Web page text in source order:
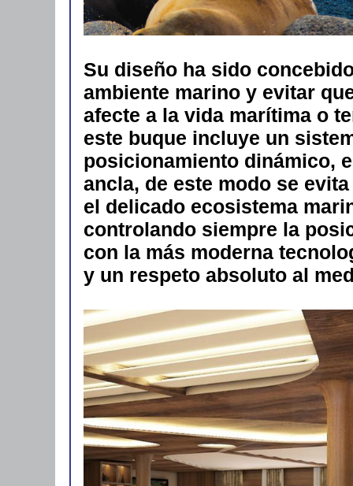
Su diseño ha sido
ambiente marino y evitar
afecte a la vida marítima o
este buque incluye un
posicionamiento dinámico,
ancla, de este modo se
el delicado ecosistema
controlando siempre la
con la más moderna
y un respeto absoluto al